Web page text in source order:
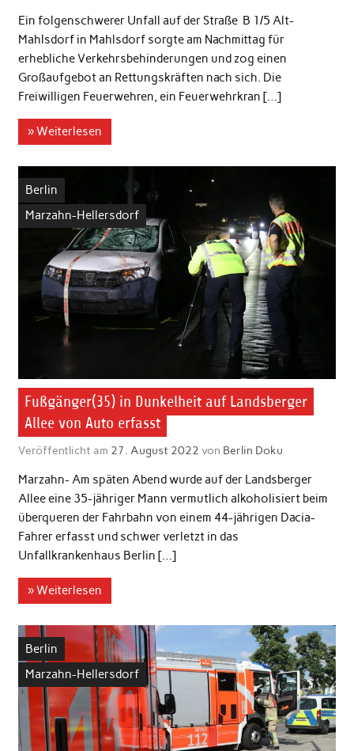
Ein folgenschwerer Unfall auf der Straße B 1/5 Alt-
Mahlsdorf in Mahlsdorf sorgte am Nachmittag für
erhebliche Verkehrsbehinderungen und zog einen
Großaufgebot an Rettungskräften nach sich. Die
Freiwilligen Feuerwehren, ein Feuerwehrkran […]
» Weiterlesen
Berlin
Marzahn-Hellersdorf
Fußgänger(35) in Dunkelheit auf Landsberger
Allee von Auto erfasst
Veröffentlicht am 27. August 2022 von Berlin Doku
Marzahn- Am späten Abend wurde auf der Landsberger
Allee eine 35-jähriger Mann vermutlich alkoholisiert beim
überqueren der Fahrbahn von einem 44-jährigen Dacia-
Fahrer erfasst und schwer verletzt in das
Unfallkrankenhaus Berlin […]
» Weiterlesen
Berlin
Marzahn-Hellersdorf